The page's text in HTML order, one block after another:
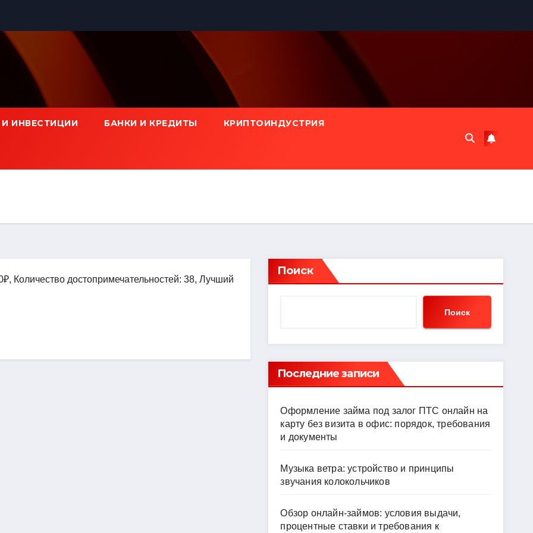
И ИНВЕСТИЦИИ БАНКИ И КРЕДИТЫ КРИПТОИНДУСТРИЯ
Количество достопримечательностей: 38, Лучший
Поиск
Поиск
Последние записи
Оформление займа под залог ПТС онлайн на
карту без визита в офис: порядок, требования
и документы
Музыка ветра: устройство и принципы
звучания колокольчиков
Обзор онлайн-займов: условия выдачи,
процентные ставки и требования к